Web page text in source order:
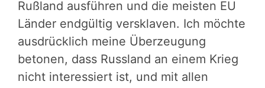
Rußland ausführen und die meisten EU
Länder endgültig versklaven. Ich möchte
ausdrücklich meine Überzeugung
betonen, dass Russland an einem Krieg
nicht interessiert ist, und mit allen